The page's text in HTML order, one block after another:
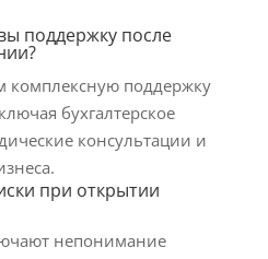
поддержку после
комплексную поддержку
бухгалтерское
консультации и
при открытии
непонимание